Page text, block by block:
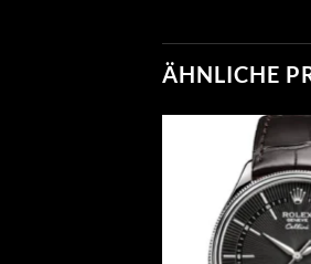
ÄHNLICHE